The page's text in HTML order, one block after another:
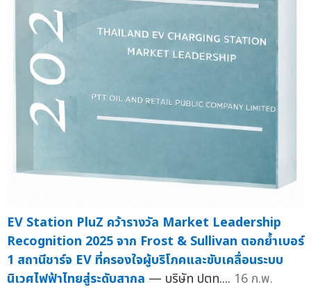
EV Station PluZ คว้ารางวัล Market Leadership
Recognition 2025 จาก Frost & Sullivan ตอกย้ำเบอร์
1 สถานีชาร์จ EV ที่ครองใจผู้บริโภคและขับเคลื่อนระบบ
นิเวศไฟฟ้าไทยสู่ระดับสากล — บริษัท ปตท.... 16 ก.พ.